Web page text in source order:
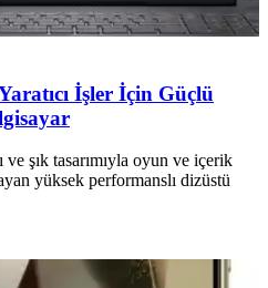
İşler İçin Güçlü
şık tasarımıyla oyun ve içerik
yüksek performanslı dizüstü